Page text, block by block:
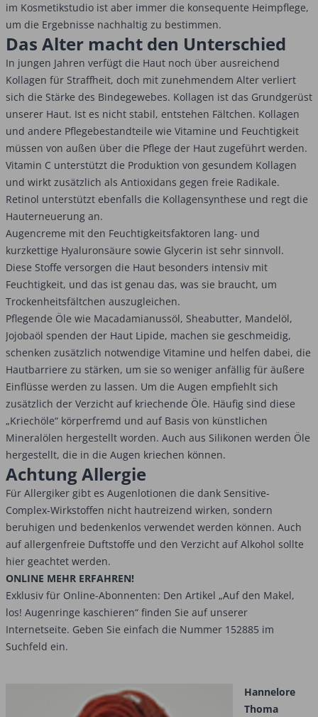
im Kosmetikstudio ist aber immer die konsequente Heimpflege,
um die Ergebnisse nachhaltig zu bestimmen.
Das Alter macht den Unterschied
In jungen Jahren verfügt die Haut noch über ausreichend
Kollagen für Straffheit, doch mit zunehmendem Alter verliert
sich die Stärke des Bindegewebes. Kollagen ist das Grundgerüst
unserer Haut. Ist es nicht stabil, entstehen Fältchen. Kollagen
und andere Pflegebestandteile wie Vitamine und Feuchtigkeit
müssen von außen über die Pflege der Haut zugeführt werden.
Vitamin C unterstützt die Produktion von gesundem Kollagen
und wirkt zusätzlich als Antioxidans gegen freie Radikale.
Retinol unterstützt ebenfalls die Kollagensynthese und regt die
Hauterneuerung an.
Augencreme mit den Feuchtigkeitsfaktoren lang- und
kurzkettige Hyaluronsäure sowie Glycerin ist sehr sinnvoll.
Diese Stoffe versorgen die Haut besonders intensiv mit
Feuchtigkeit, und das ist genau das, was sie braucht, um
Trockenheitsfältchen auszugleichen.
Pflegende Öle wie Macadamianussöl, Sheabutter, Mandelöl,
Jojobaöl spenden der Haut Lipide, machen sie geschmeidig,
schenken zusätzlich notwendige Vitamine und helfen dabei, die
Hautbarriere zu stärken, um sie so weniger anfällig für äußere
Einflüsse werden zu lassen. Um die Augen empfiehlt sich
zusätzlich der Verzicht auf kriechende Öle. Häufig sind diese
„Kriechöle“ körperfremd und auf Basis von künstlichen
Mineralölen hergestellt worden. Auch aus Silikonen werden Öle
hergestellt, die in die Augen kriechen können.
Achtung Allergie
Für Allergiker gibt es Augenlotionen die dank Sensitive-
Complex-Wirkstoffen nicht hautreizend wirken, sondern
beruhigen und bedenkenlos verwendet werden können. Auch
auf allergenfreie Duftstoffe und den Verzicht auf Alkohol sollte
hier geachtet werden.
ONLINE MEHR ERFAHREN!
Exklusiv für Online-Abonnenten: Den Artikel „Auf den Makel,
los! Augenringe kaschieren“ finden Sie auf unserer
Internetseite. Geben Sie einfach die Nummer 152885 im
Suchfeld ein.
Hannelore
Thoma